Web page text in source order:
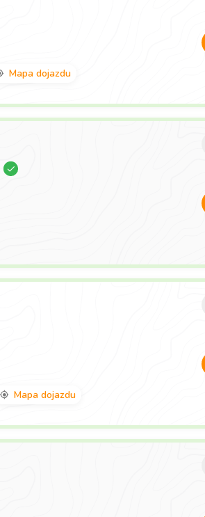
Mapa dojazdu
Mapa dojazdu